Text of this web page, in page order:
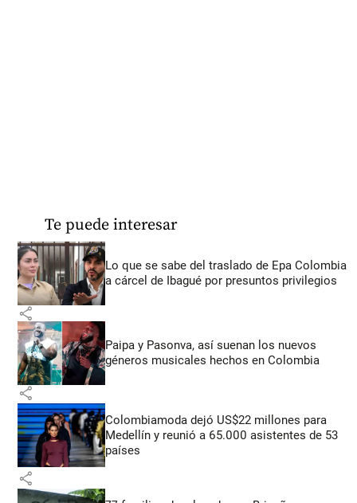
Te puede interesar
Lo que se sabe del traslado de Epa Colombia
a cárcel de Ibagué por presuntos privilegios
share
Paipa y Pasonva, así suenan los nuevos
géneros musicales hechos en Colombia
share
Colombiamoda dejó US$22 millones para
Medellín y reunió a 65.000 asistentes de 53
países
share